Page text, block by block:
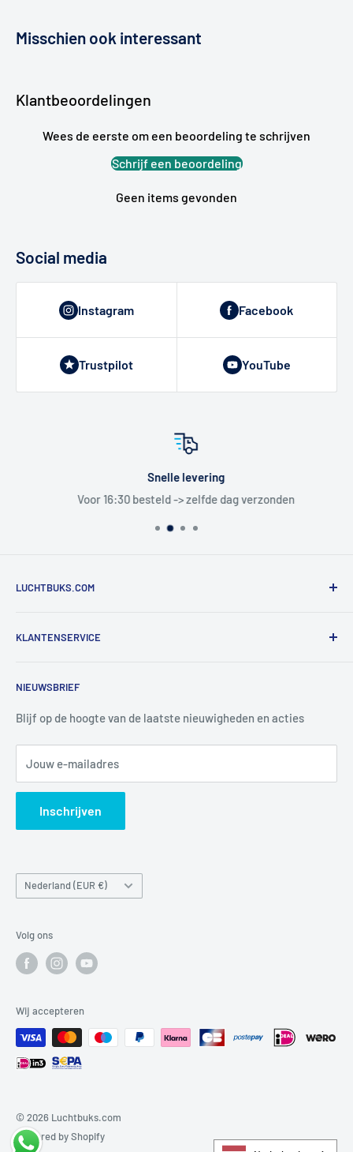
Misschien ook interessant
Klantbeoordelingen
Wees de eerste om een beoordeling te schrijven
Schrijf een beoordeling
Geen items gevonden
Social media
Instagram Facebook
Trustpilot YouTube
Snelle levering
Voor 16:30 besteld -> zelfde dag verzonden
LUCHTBUKS.COM
Utrechtlaan 9
Tel:+31 6 345 30 448
Mail:info@luchtbuks.com
KLANTENSERVICE
Informatie
Privacybeleid
Verzendbeleid
Search
NIEUWSBRIEF
Blijf op de hoogte van de laatste nieuwigheden en acties
Jouw e-mailadres
Inschrijven
Land/regio
Nederland (EUR €)
Volg ons
Wij accepteren
© 2026 Luchtbuks.com
Powered by Shopify